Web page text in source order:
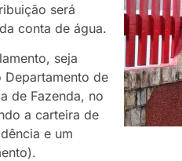
será
conta de água.
seja
de
de Fazenda, no
a carteira de
e um